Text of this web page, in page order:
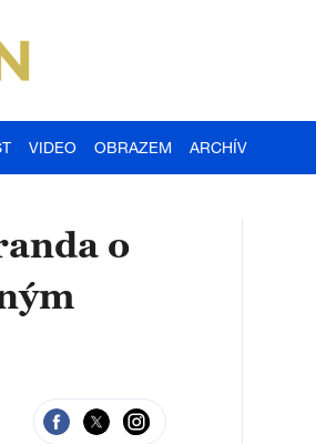
VIDEO OBRAZEM ARCHÍV
o